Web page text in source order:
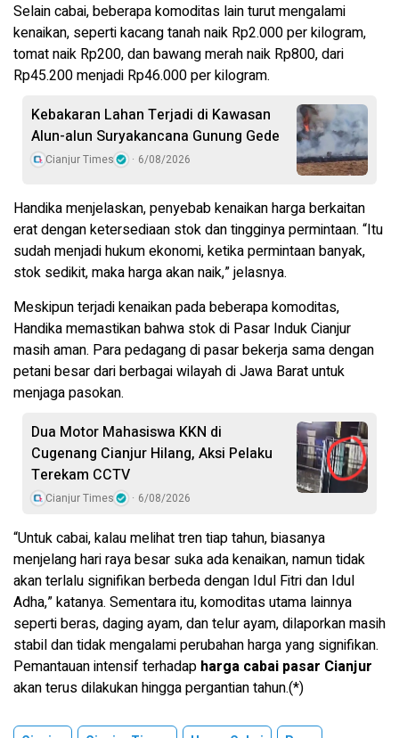
Selain cabai, beberapa komoditas lain turut mengalami
kenaikan, seperti kacang tanah naik Rp2.000 per kilogram,
tomat naik Rp200, dan bawang merah naik Rp800, dari
Rp45.200 menjadi Rp46.000 per kilogram.
Kebakaran Lahan Terjadi di Kawasan
Alun-alun Suryakancana Gunung Gede
Cianjur Times 6/08/2026
Handika menjelaskan, penyebab kenaikan harga berkaitan
erat dengan ketersediaan stok dan tingginya permintaan. “Itu
sudah menjadi hukum ekonomi, ketika permintaan banyak,
stok sedikit, maka harga akan naik,” jelasnya.
Meskipun terjadi kenaikan pada beberapa komoditas,
Handika memastikan bahwa stok di Pasar Induk Cianjur
masih aman. Para pedagang di pasar bekerja sama dengan
petani besar dari berbagai wilayah di Jawa Barat untuk
menjaga pasokan.
Dua Motor Mahasiswa KKN di
Cugenang Cianjur Hilang, Aksi Pelaku
Terekam CCTV
Cianjur Times 6/08/2026
“Untuk cabai, kalau melihat tren tiap tahun, biasanya
menjelang hari raya besar suka ada kenaikan, namun tidak
akan terlalu signifikan berbeda dengan Idul Fitri dan Idul
Adha,” katanya. Sementara itu, komoditas utama lainnya
seperti beras, daging ayam, dan telur ayam, dilaporkan masih
stabil dan tidak mengalami perubahan harga yang signifikan.
Pemantauan intensif terhadap harga cabai pasar Cianjur
akan terus dilakukan hingga pergantian tahun.(*)